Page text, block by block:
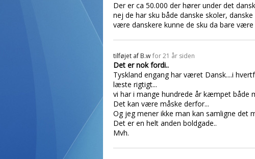
Der er ca 50.000 der hører under det
nej de har sku både danske skoler,
være danskere kunne de sku da bare
tilføjet af B.w for 21 år siden
Det er nok fordi..
Tyskland engang har været Dansk....i
læste rigtigt...
vi har i mange hundrede år kæmpet både
Det kan være måske derfor...
Og jeg mener ikke man kan samligne det
Det er en helt anden boldgade..
Mvh.